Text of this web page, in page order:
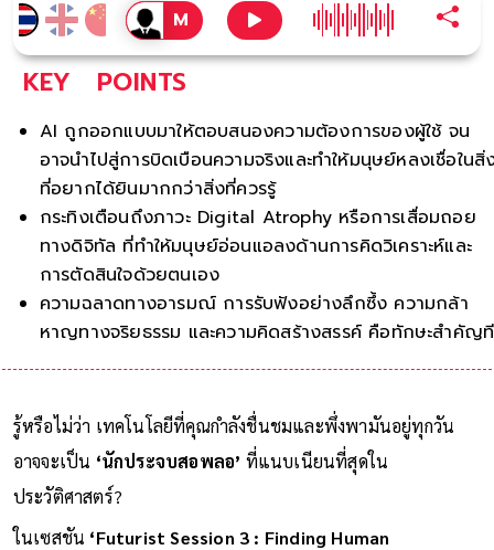
KEY POINTS
AI ถูกออกแบบมาให้ตอบสนองความต้องการของผู้ใช้ จน
อาจนำไปสู่การบิดเบือนความจริงและทำให้มนุษย์หลงเชื่อในสิ่
ที่อยากได้ยินมากกว่าสิ่งที่ควรรู้
กระทิงเตือนถึงภาวะ Digital Atrophy หรือการเสื่อมถอย
ทางดิจิทัล ที่ทำให้มนุษย์อ่อนแอลงด้านการคิดวิเคราะห์และ
การตัดสินใจด้วยตนเอง
ความฉลาดทางอารมณ์ การรับฟังอย่างลึกซึ้ง ความกล้า
หาญทางจริยธรรม และความคิดสร้างสรรค์ คือทักษะสำคัญที่
รู้หรือไม่ว่า เทคโนโลยีที่คุณกำลังชื่นชมและพึ่งพามันอยู่ทุกวัน
อาจจะเป็น‘นักประจบสอพลอ’
ประวัติศาสตร์?